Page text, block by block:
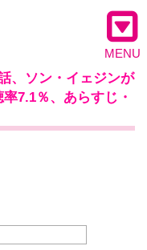
MENU
、ソン・イェジンが
7.1％、あらすじ・